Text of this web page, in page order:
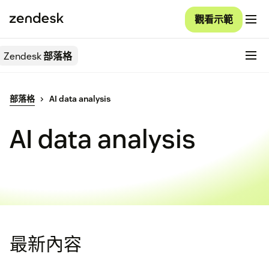
觀看示範
Zendesk部落格
部落格 AI data analysis
AI data analysis
最新內容